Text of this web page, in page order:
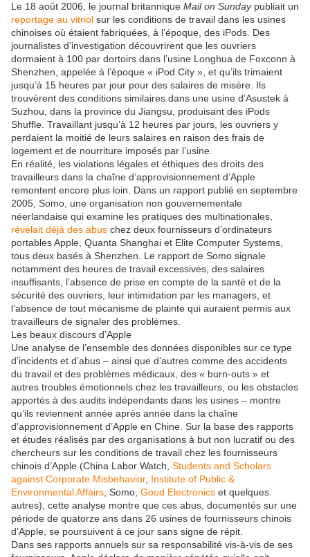
Le 18 août 2006, le journal britannique Mail on Sundaypubliait un
reportage au vitriol sur les conditions de travail dans les usines
chinoises où étaient fabriquées, à l’époque, des iPods. Des
journalistes d’investigation découvrirent que les ouvriers
dormaient à 100 par dortoirs dans l’usine Longhua de Foxconn à
Shenzhen, appelée à l’époque « iPod City », et qu’ils trimaient
jusqu’à 15 heures par jour pour des salaires de misère. Ils
trouvèrent des conditions similaires dans une usine d’Asustek à
Suzhou, dans la province du Jiangsu, produisant des iPods
Shuffle. Travaillant jusqu’à 12 heures par jours, les ouvriers y
perdaient la moitié de leurs salaires en raison des frais de
logement et de nourriture imposés par l’usine.
En réalité, les violations légales et éthiques des droits des
travailleurs dans la chaîne d’approvisionnement d’Apple
remontent encore plus loin. Dans un rapport publié en septembre
2005, Somo, une organisation non gouvernementale
néerlandaise qui examine les pratiques des multinationales,
révélait déjà des abus chez deux fournisseurs d’ordinateurs
portables Apple, Quanta Shanghai et Elite Computer Systems,
tous deux basés à Shenzhen. Le rapport de Somo signale
notamment des heures de travail excessives, des salaires
insuffisants, l’absence de prise en compte de la santé et de la
sécurité des ouvriers, leur intimidation par les managers, et
l’absence de tout mécanisme de plainte qui auraient permis aux
travailleurs de signaler des problèmes.
Les beaux discours d’Apple
Une analyse de l’ensemble des données disponibles sur ce type
d’incidents et d’abus – ainsi que d’autres comme des accidents
du travail et des problèmes médicaux, des « burn-outs » et
autres troubles émotionnels chez les travailleurs, ou les obstacles
apportés à des audits indépendants dans les usines – montre
qu’ils reviennent année après année dans la chaîne
d’approvisionnement d’Apple en Chine. Sur la base des rapports
et études réalisés par des organisations à but non lucratif ou des
chercheurs sur les conditions de travail chez les fournisseurs
chinois d’Apple (China Labor Watch, Students and Scholars
against Corporate Misbehavior, Institute of Public &
Environmental Affairs , Somo, Good Electronics et quelques
autres), cette analyse montre que ces abus, documentés sur une
période de quatorze ans dans 26 usines de fournisseurs chinois
d’Apple, se poursuivent à ce jour sans signe de répit.
Dans ses rapports annuels sur sa responsabilité vis-à-vis de ses